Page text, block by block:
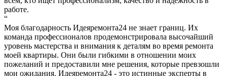
работе.
“
Моя благодарность Идеяремонта24 не знает границ. Их
команда профессионалов продемонстрировала высочайший
уровень мастерства и внимания к деталям во время ремонта
моей квартиры. Они были гибкими в отношении моих
пожеланий и предоставили мне решения, которые превзошли
мои ожидания. Идеяремонта24 - это истинные эксперты в